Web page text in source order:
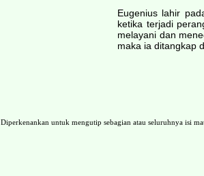
Eugenius lahir
ketika terjadi
melayani dan
maka ia ditangkap
Diperkenankan untuk mengutip sebagian atau seluruhnya isi